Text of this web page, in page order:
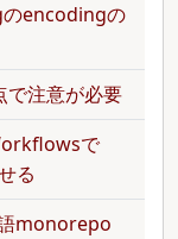
encodingの
注意が必要
で
る
monorepo